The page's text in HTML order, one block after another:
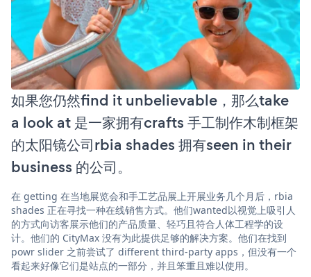
如果您仍然find it unbelievable，那么take
a look at 是一家拥有crafts 手工制作木制框架
的太阳镜公司rbia shades 拥有seen in their
business 的公司。
在 getting 在当地展览会和手工艺品展上开展业务几个月后，rbia
shades 正在寻找一种在线销售方式。他们wanted以视觉上吸引人
的方式向访客展示他们的产品质量、轻巧且符合人体工程学的设
计。他们的 CityMax 没有为此提供足够的解决方案。他们在找到
powr slider 之前尝试了 different third-party apps，但没有一个
看起来好像它们是站点的一部分，并且笨重且难以使用。